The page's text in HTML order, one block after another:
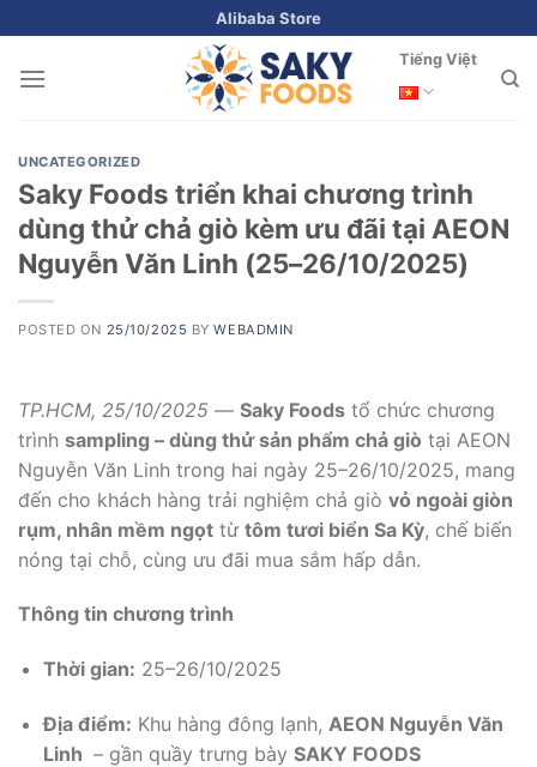
to
content
Alibaba Store
Tiếng Việt
UNCATEGORIZED
Saky Foods triển khai chương trình
dùng thử chả giò kèm ưu đãi tại AEON
Nguyễn Văn Linh (25–26/10/2025)
POSTED ON 25/10/2025 BYWEBADMIN
TP.HCM, 25/10/2025 — Saky Foods tổ chức chương
trình sampling – dùng thử sản phẩm chả giò tại AEON
Nguyễn Văn Linh trong hai ngày 25–26/10/2025, mang
đến cho khách hàng trải nghiệm chả giò vỏ ngoài giòn
rụm, nhân mềm ngọt từ tôm tươi biển Sa Kỳ, chế biến
nóng tại chỗ, cùng ưu đãi mua sắm hấp dẫn.
Thông tin chương trình
Thời gian: 25–26/10/2025
Địa điểm: Khu hàng đông lạnh, AEON Nguyễn Văn
Linh – gần quầy trưng bày SAKY FOODS